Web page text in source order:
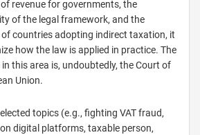
revenue for governments, the
of the legal framework, and the
countries adopting indirect taxation, it
how the law is applied in practice. The
this area is, undoubtedly, the Court of
Union.
topics (e.g., fighting VAT fraud,
digital platforms, taxable person,